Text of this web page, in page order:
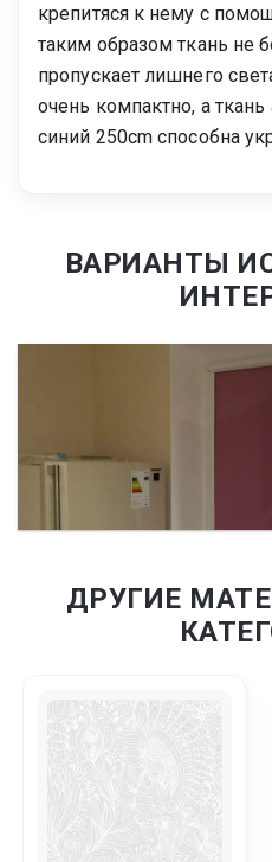
крепитяся к нему с
таким образом ткань не
пропускает лишнего
очень компактно, а
синий 250cm способна
ВАРИАНТЫ
ДРУГИЕ